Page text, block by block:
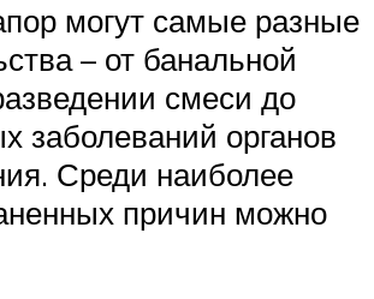
могут самые разные
– от банальной
смеси до
заболеваний органов
Среди наиболее
причин можно